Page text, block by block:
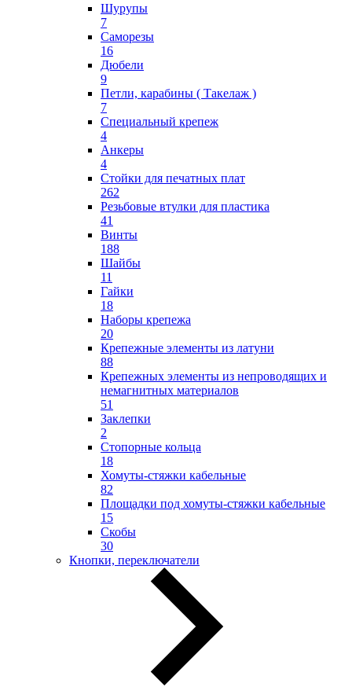
Шурупы
7
Саморезы
16
Дюбели
9
Петли, карабины ( Такелаж )
7
Специальный крепеж
4
Анкеры
4
Стойки для печатных плат
262
Резьбовые втулки для пластика
41
Винты
188
Шайбы
11
Гайки
18
Наборы крепежа
20
Крепежные элементы из латуни
88
Крепежных элементы из непроводящих и
немагнитных материалов
51
Заклепки
2
Стопорные кольца
18
Хомуты-стяжки кабельные
82
Площадки под хомуты-стяжки кабельные
15
Скобы
30
Кнопки, переключатели